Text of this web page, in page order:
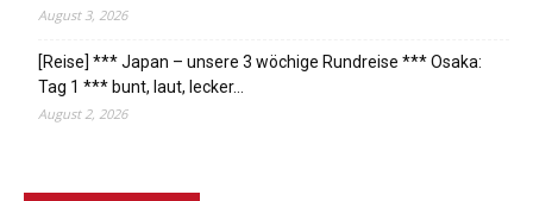
August 3, 2026
[Reise] *** Japan – unsere 3 wöchige Rundreise *** Osaka:
Tag 1 *** bunt, laut, lecker…
August 2, 2026